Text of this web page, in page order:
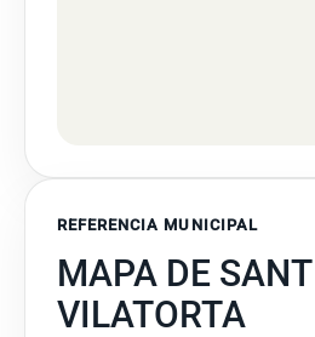
REFERENCIA MUNICIPAL
MAPA DE
VILATORTA